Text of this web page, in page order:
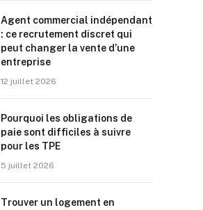
Agent commercial indépendant
: ce recrutement discret qui
peut changer la vente d’une
entreprise
12 juillet 2026
Pourquoi les obligations de
paie sont difficiles à suivre
pour les TPE
5 juillet 2026
Trouver un logement en